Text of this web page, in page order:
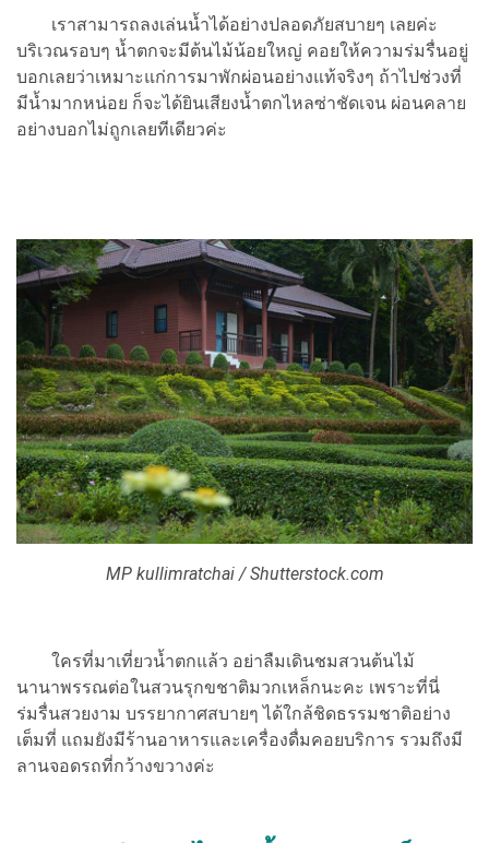
เราสามารถลงเล่นน้ำได้อย่างปลอดภัยสบายๆ เลยค่ะ
บริเวณรอบๆ น้ำตกจะมีต้นไม้น้อยใหญ่ คอยให้ความร่มรื่นอยู่
บอกเลยว่าเหมาะแก่การมาพักผ่อนอย่างแท้จริงๆ ถ้าไปช่วงที่
มีน้ำมากหน่อย ก็จะได้ยินเสียงน้ำตกไหลซ่าชัดเจน ผ่อนคลาย
อย่างบอกไม่ถูกเลยทีเดียวค่ะ
MP kullimratchai / Shutterstock.com
ใครที่มาเที่ยวน้ำตกแล้ว อย่าลืมเดินชมสวนต้นไม้
นานาพรรณต่อในสวนรุกขชาติมวกเหล็กนะคะ เพราะที่นี่
ร่มรื่นสวยงาม บรรยากาศสบายๆ ได้ใกล้ชิดธรรมชาติอย่าง
เต็มที่ แถมยังมีร้านอาหารและเครื่องดื่มคอยบริการ รวมถึงมี
ลานจอดรถที่กว้างขวางค่ะ